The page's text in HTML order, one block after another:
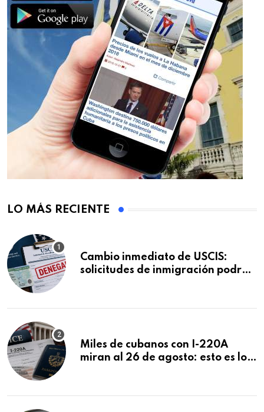
LO MÁS RECIENTE
Cambio inmediato de USCIS:
solicitudes de inmigración podrán
Miles de cubanos con I-220A
miran al 26 de agosto: esto es lo